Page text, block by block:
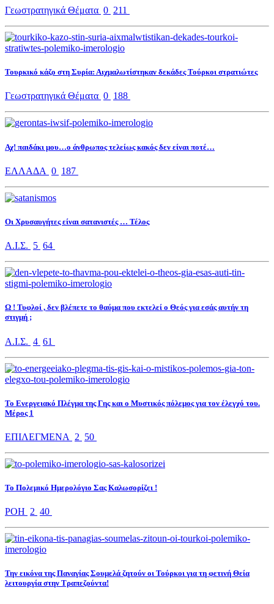
Γεωστρατηγικά Θέματα 0 211
Τουρκικό κάζο στη Συρία: Αιχμαλωτίστηκαν δεκάδες Τούρκοι στρατιώτες
Γεωστρατηγικά Θέματα 0 188
Αχ! παιδάκι μου…ο άνθρωπος τελείως κακός δεν είναι ποτέ…
ΕΛΛΑΔΑ 0 187
Οι Χρυσαυγήτες είναι σατανιστές … Τέλος
Α.Ι.Σ. 5 64
Ω ! Τυφλοί , δεν βλέπετε το θαύμα που εκτελεί ο Θεός για εσάς αυτήν τη
στιγμή ;
Α.Ι.Σ. 4 61
Το Ενεργειακό Πλέγμα της Γης και ο Μυστικός πόλεμος για τον έλεγχό του.
Μέρος 1
ΕΠΙΛΕΓΜΕΝΑ 2 50
Το Πολεμικό Ημερολόγιο Σας Καλωσορίζει !
ΡΟΗ 2 40
Την εικόνα της Παναγίας Σουμελά ζητούν οι Τούρκοι για τη φετινή Θεία
λειτουργία στην Τραπεζούντα!